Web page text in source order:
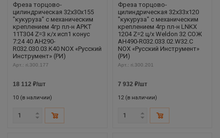
Фреза торцово-
цилиндрическая 32x30x155
"кукуруза" с механическим
креплением 4гр пл-н APKT
11T304 Z=3 к/х исп1 конус
7:24 40 AH290-
R032.030.03.K40 NOX «Русский
Инструмент» (РИ)
Арт.: ri.300.177
18 112 ₽/шт
10 (в наличии)
Фреза торцово-
цилиндрическая 32x33x120
"кукуруза" с механическим
креплением 4гр пл-н LNKX
1204 Z=2 ц/х Weldon 32 СОЖ
AH490-R032.033.02.W32.C
NOX «Русский Инструмент»
(РИ)
Арт.: ri.300.201
7 932 ₽/шт
12 (в наличии)